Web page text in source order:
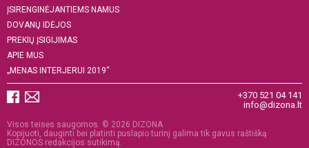
ĮSIRENGINĖJANTIEMS NAMUS
DOVANŲ IDĖJOS
PREKIŲ ĮSIGIJIMAS
APIE MUS
„MENAS INTERJERUI 2019“
+370 521 04 141
info@dizona.lt
Visos teisės saugomos. © 2026 DIZONA
Kopijuoti, dauginti bei platinti puslapio turinį galima tik gavus raštišką
DIZONOS redakcijos sutikimą.